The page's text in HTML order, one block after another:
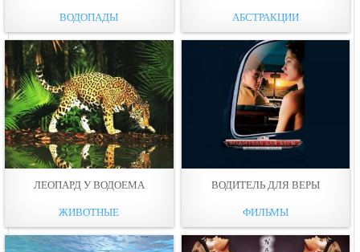
ВОДОПАДЫ АБСТРАКЦИИ
ЛЕОПАРД У ВОДОЕМА
ЖИВОТНЫЕ
ВОДИТЕЛЬ ДЛЯ ВЕРЫ
ФИЛЬМЫ